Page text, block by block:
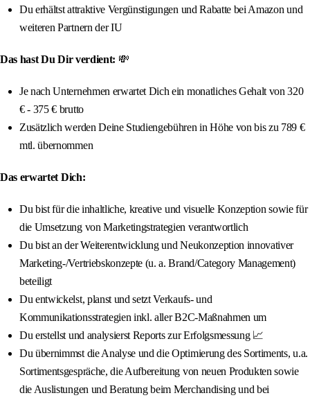
Du erhältst attraktive Vergünstigungen und Rabatte bei Amazon und
weiteren Partnern der IU
Das hast Du Dir verdient: 💸
Je nach Unternehmen erwartet Dich ein monatliches Gehalt von 320
€ - 375 € brutto
Zusätzlich werden Deine Studiengebühren in Höhe von bis zu 789 €
mtl. übernommen
Das erwartet Dich:
Du bist für die inhaltliche, kreative und visuelle Konzeption sowie für
die Umsetzung von Marketingstrategien verantwortlich
Du bist an der Weiterentwicklung und Neukonzeption innovativer
Marketing-/Vertriebskonzepte (u. a. Brand/Category Management)
beteiligt
Du entwickelst, planst und setzt Verkaufs- und
Kommunikationsstrategien inkl. aller B2C-Maßnahmen um
Du erstellst und analysierst Reports zur Erfolgsmessung 📈
Du übernimmst die Analyse und die Optimierung des Sortiments, u.a.
Sortimentsgespräche, die Aufbereitung von neuen Produkten sowie
die Auslistungen und Beratung beim Merchandising und bei